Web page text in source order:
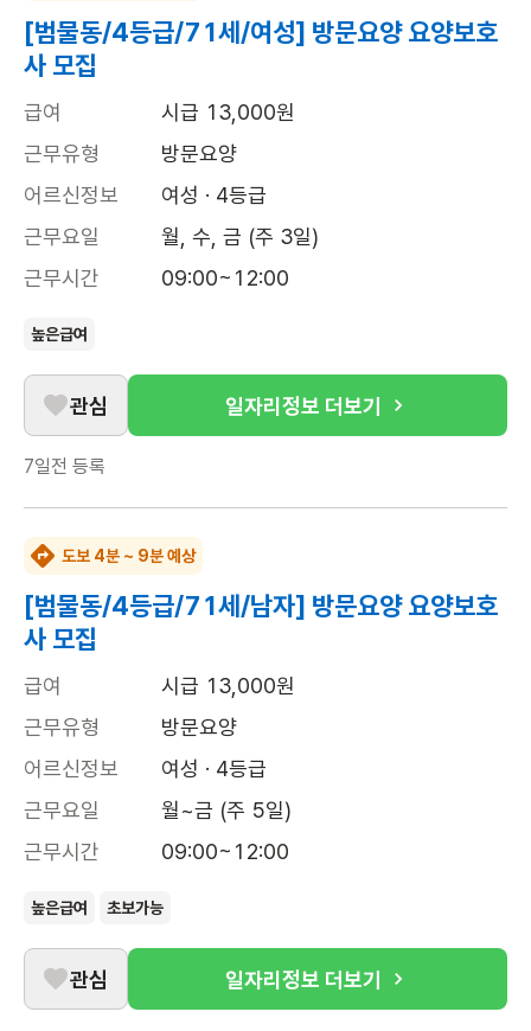
[범물동/4등급/71세/여성] 방문요양 요양보호
사 모집
급여
시급 13,000원
근무유형
방문요양
어르신정보
여성 · 4등급
근무요일
월, 수, 금 (주 3일)
근무시간
09:00~12:00
높은급여
관심 일자리정보 더보기
7일전 등록
도보 4분 ~ 9분 예상
[범물동/4등급/71세/남자] 방문요양 요양보호
사 모집
급여
시급 13,000원
근무유형
방문요양
어르신정보
여성 · 4등급
근무요일
월~금 (주 5일)
근무시간
09:00~12:00
높은급여 초보가능
관심 일자리정보 더보기